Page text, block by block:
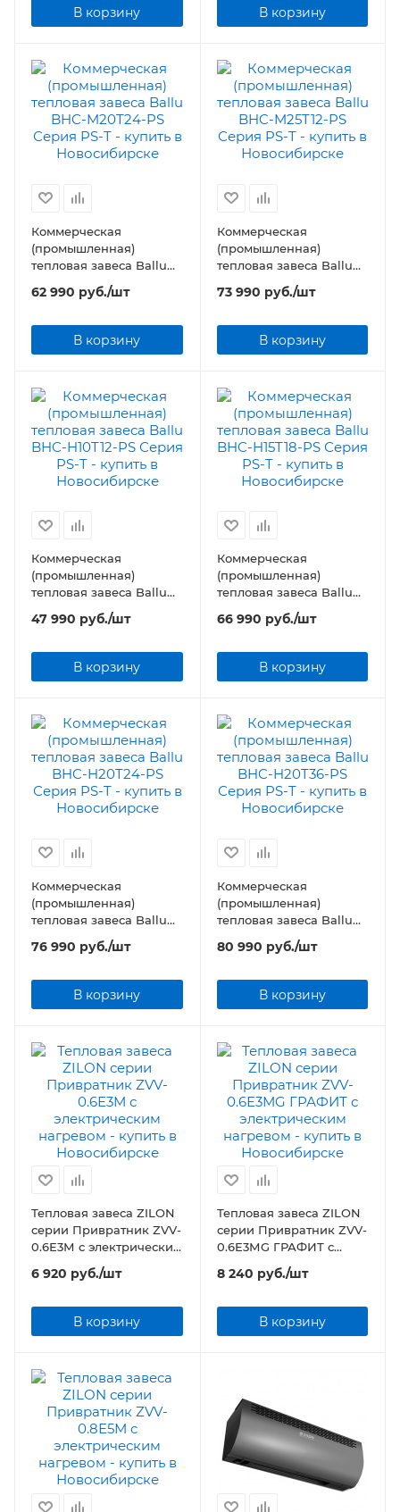
В корзину В корзину
Коммерческая
(промышленная)
тепловая завеса Ballu
BHC-M20T24-PS Серия
PS-T
62 990 руб./шт
В корзину
Коммерческая
(промышленная)
тепловая завеса Ballu
BHC-M25T12-PS Серия
PS-T
73 990 руб./шт
В корзину
Коммерческая
(промышленная)
тепловая завеса Ballu
BHC-H10T12-PS Серия
PS-T
47 990 руб./шт
В корзину
Коммерческая
(промышленная)
тепловая завеса Ballu
BHC-H15T18-PS Серия
PS-T
66 990 руб./шт
В корзину
Коммерческая
(промышленная)
тепловая завеса Ballu
BHC-H20T24-PS Серия
PS-T
76 990 руб./шт
В корзину
Коммерческая
(промышленная)
тепловая завеса Ballu
BHC-H20T36-PS Серия
PS-T
80 990 руб./шт
В корзину
Тепловая завеса ZILON
серии Привратник ZVV-
0.6Е3М с электрическим
6 920 руб./шт
В корзину
Тепловая завеса ZILON
серии Привратник ZVV-
0.6Е3МG ГРАФИТ с
электрическим
нагревом
8 240 руб./шт
В корзину